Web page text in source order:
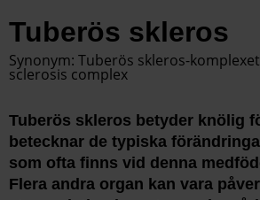
Tuberös skleros
Synonym: Tuberös skleros-
sclerosis complex
Tuberös skleros betyder knölig
betecknar de typiska
som ofta finns vid denna
Flera andra organ kan vara